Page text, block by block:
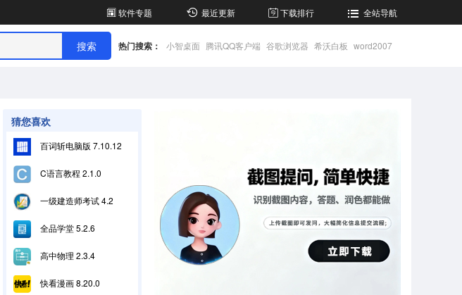
软件专题 最近更新 下载排行 全站导航
热门搜索： 小智桌面 腾讯QQ客户端 谷歌浏览器 希沃白板 word2007
猜您喜欢
百词斩电脑版 7.10.12
C语言教程 2.1.0
一级建造师考试 4.2
全品学堂 5.2.6
高中物理 2.3.4
快看漫画 8.20.0